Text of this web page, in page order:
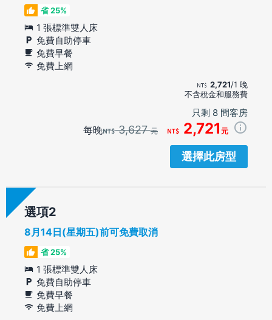
省 25%
1 張標準雙人床
免費自助停車
免費早餐
免費上網
2,721/1 晚
不含稅金和服務費
只剩 8 間客房
每晚 3,627元 2,721 元
選擇此房型
選項
8月14日(星期五)前可免費取消
省 25%
1 張標準雙人床
免費自助停車
免費早餐
免費上網